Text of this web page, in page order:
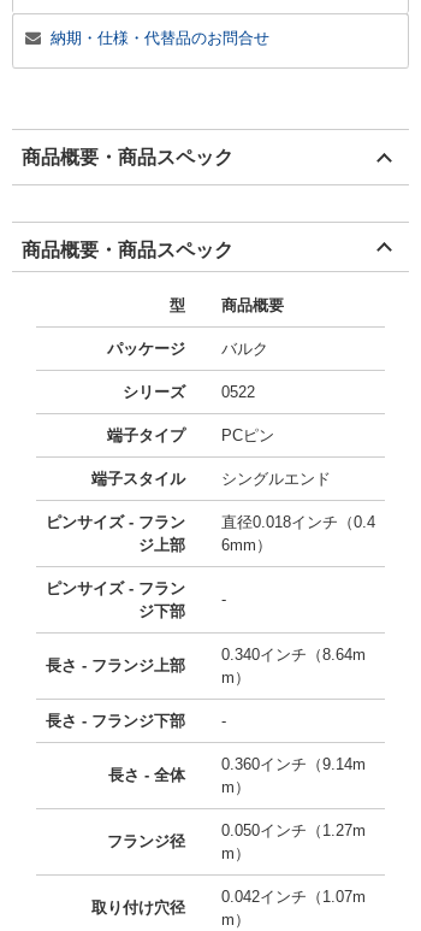
納期・仕様・代替品のお問合せ
商品概要・商品スペック
商品概要・商品スペック
型 商品概要
パッケージ バルク
シリーズ 0522
端子タイプ PCピン
端子スタイル シングルエンド
ピンサイズ - フラン
ジ上部
直径0.018インチ（0.4
6mm）
ピンサイズ - フラン
ジ下部
-
長さ - フランジ上部
0.340インチ（8.64m
m）
長さ - フランジ下部 -
長さ - 全体
0.360インチ（9.14m
m）
フランジ径
0.050インチ（1.27m
m）
取り付け穴径
0.042インチ（1.07m
m）